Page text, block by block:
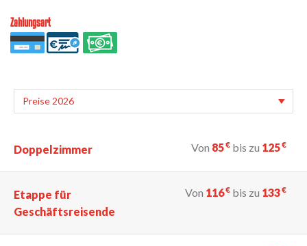
Zahlungsart
Doppelzimmer Von 85€ bis zu 125€
Etappe für
Geschäftsreisende
Von 116€ bis zu 133€